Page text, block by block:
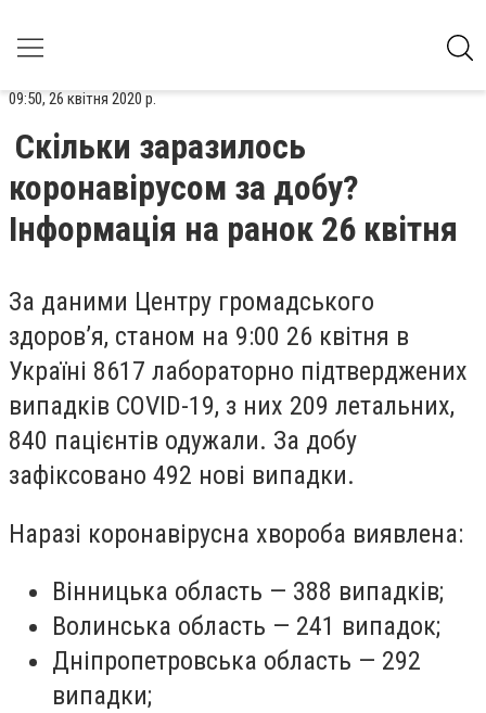
09:50, 26 квітня 2020 р.
Скільки заразилось
коронавірусом за добу?
Інформація на ранок 26 квітня
За даними Центру громадського
здоров’я, станом на 9:00 26 квітня в
Україні 8617 лабораторно підтверджених
випадків COVID-19, з них 209 летальних,
840 пацієнтів одужали. За добу
зафіксовано 492 нові випадки.
Наразі коронавірусна хвороба виявлена:
Вінницька область — 388 випадків;
Волинська область — 241 випадок;
Дніпропетровська область — 292
випадки;